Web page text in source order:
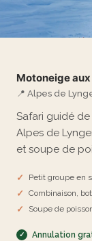
Motoneige
📍 Alpes de
Safari guidé
Alpes de
et soupe de
Petit groupe en
Combinaison,
Soupe de
Annulation